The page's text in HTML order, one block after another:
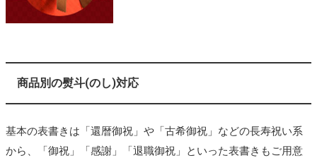
商品別の熨斗(のし)対応
基本の表書きは「還暦御祝」や「古希御祝」などの長寿祝い系
から、「御祝」「感謝」「退職御祝」といった表書きもご用意